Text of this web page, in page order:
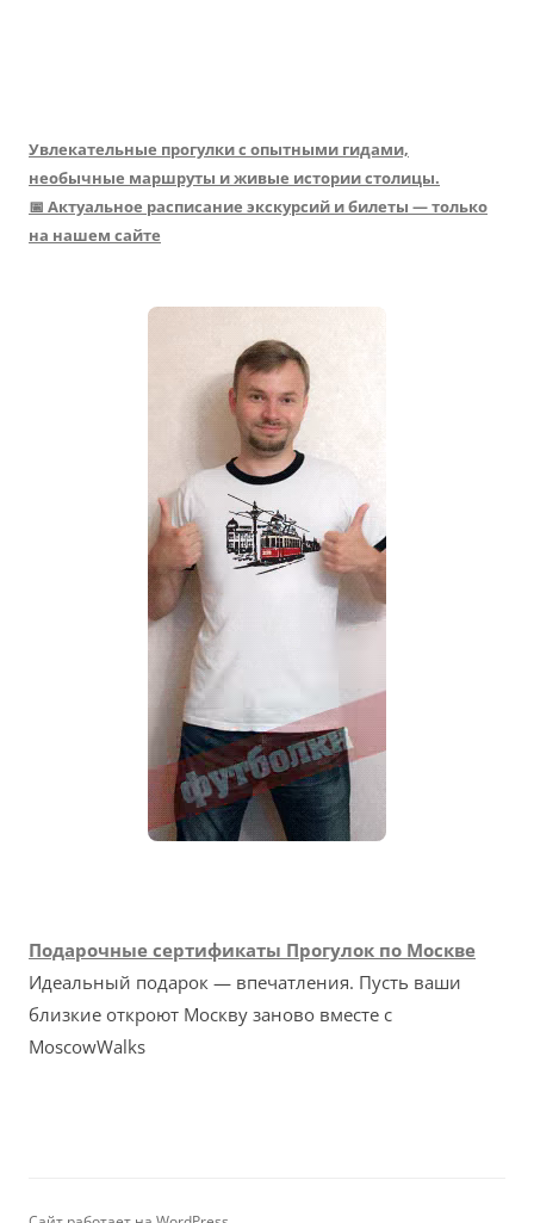
Увлекательные прогулки с опытными гидами,
необычные маршруты и живые истории столицы.
📅 Актуальное расписание экскурсий и билеты — только
на нашем сайте
Подарочные сертификаты Прогулок по Москве
Идеальный подарок — впечатления. Пусть ваши
близкие откроют Москву заново вместе с
MoscowWalks